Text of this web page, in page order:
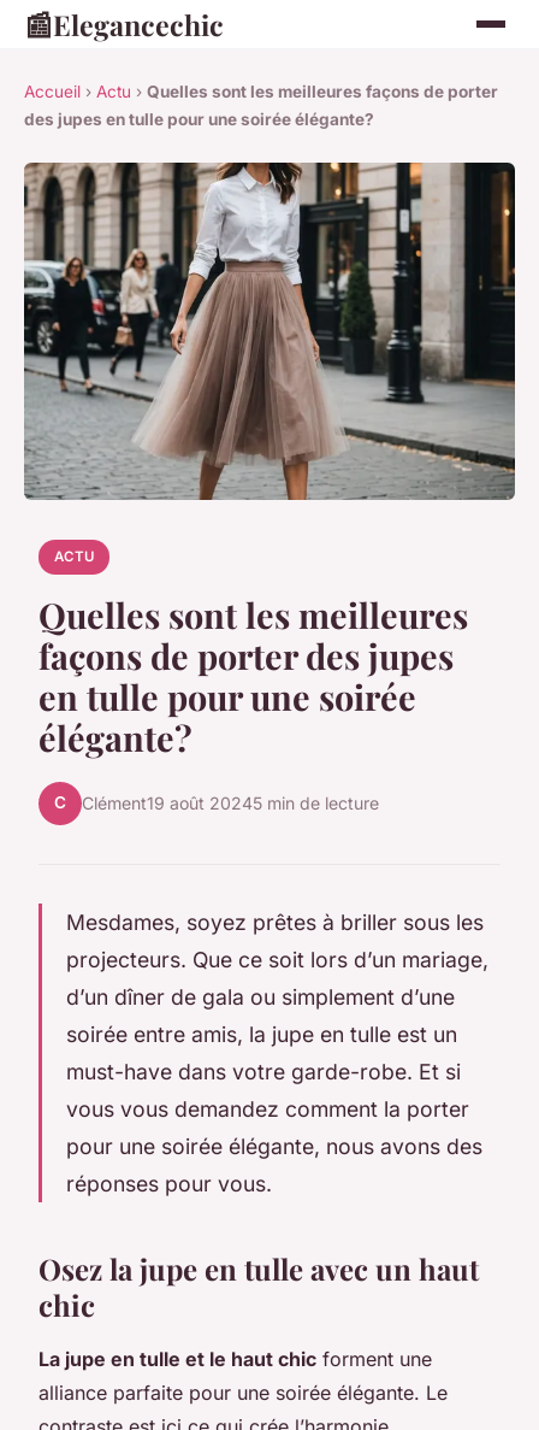
📰Elegancechic
Accueil › Actu › Quelles sont les meilleures façons de porter
des jupes en tulle pour une soirée élégante?
ACTU
Quelles sont les meilleures
façons de porter des jupes
en tulle pour une soirée
élégante?
C Clément19 août 20245 min de lecture
Mesdames, soyez prêtes à briller sous les
projecteurs. Que ce soit lors d’un mariage,
d’un dîner de gala ou simplement d’une
soirée entre amis, la jupe en tulle est un
must-have dans votre garde-robe. Et si
vous vous demandez comment la porter
pour une soirée élégante, nous avons des
réponses pour vous.
Osez la jupe en tulle avec un haut
chic
La jupe en tulle et le haut chic forment une
alliance parfaite pour une soirée élégante. Le